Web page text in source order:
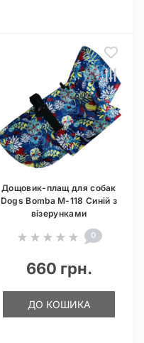
Дощовик-плащ для собак
Dogs Bomba M-118 Синій з
візерунками
0
660 грн.
ДО КОШИКА